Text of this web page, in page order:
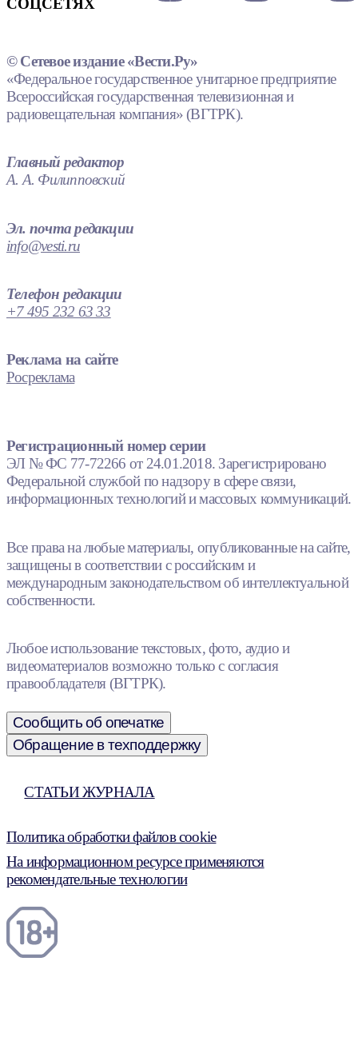
СОЦСЕТЯХ
© Сетевое издание «Вести.Ру»
«Федеральное государственное унитарное предприятие
Всероссийская государственная телевизионная и
радиовещательная компания» (ВГТРК).
Главный редактор
А. А. Филипповский
Эл. почта редакции
info@vesti.ru
Телефон редакции
+7 495 232 63 33
Реклама на сайте
Росреклама
Регистрационный номер серии
ЭЛ № ФС 77-72266 от 24.01.2018. Зарегистрировано
Федеральной службой по надзору в сфере связи,
информационных технологий и массовых коммуникаций.
Все права на любые материалы, опубликованные на сайте,
защищены в соответствии с российским и
международным законодательством об интеллектуальной
собственности.
Любое использование текстовых, фото, аудио и
видеоматериалов возможно только с согласия
правообладателя (ВГТРК).
Сообщить об опечатке
Обращение в техподдержку
СТАТЬИ ЖУРНАЛА
Политика обработки файлов cookie
На информационном ресурсе применяются
рекомендательные технологии